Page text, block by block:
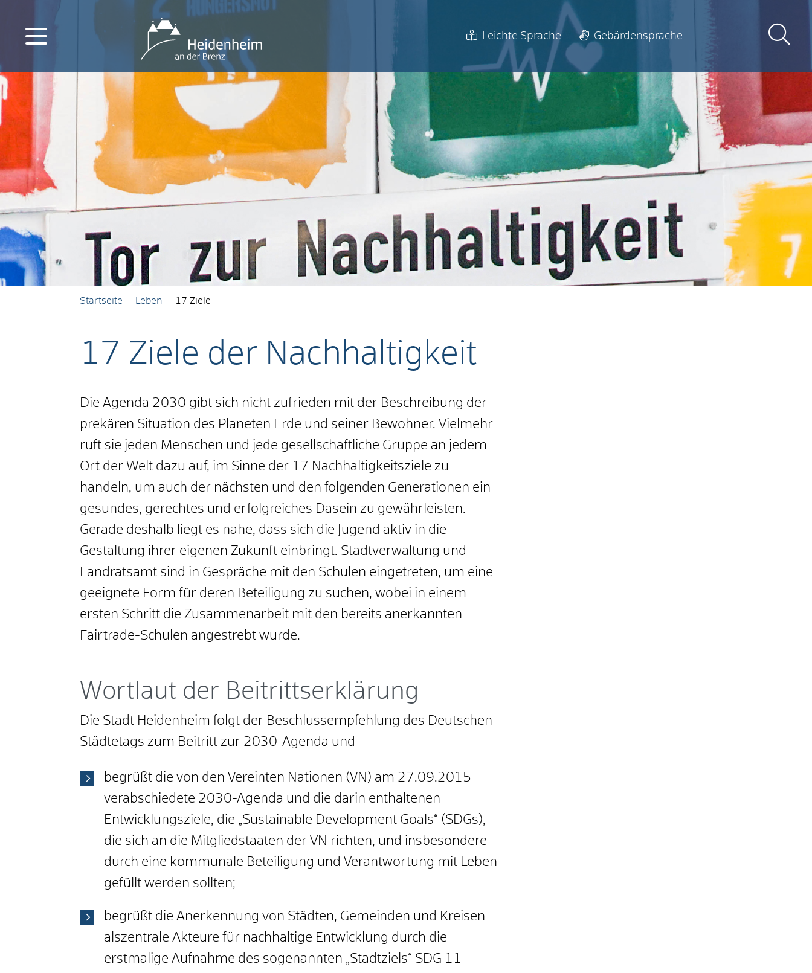
Leichte Sprache Gebärdensprache
Startseite Leben 17 Ziele
17 Ziele der Nachhaltigkeit
Die Agenda 2030 gibt sich nicht zufrieden mit der Beschreibung der
prekären Situation des Planeten Erde und seiner Bewohner. Vielmehr
ruft sie jeden Menschen und jede gesellschaftliche Gruppe an jedem
Ort der Welt dazu auf, im Sinne der 17 Nachhaltigkeitsziele zu
handeln, um auch der nächsten und den folgenden Generationen ein
gesundes, gerechtes und erfolgreiches Dasein zu gewährleisten.
Gerade deshalb liegt es nahe, dass sich die Jugend aktiv in die
Gestaltung ihrer eigenen Zukunft einbringt. Stadtverwaltung und
Landratsamt sind in Gespräche mit den Schulen eingetreten, um eine
geeignete Form für deren Beteiligung zu suchen, wobei in einem
ersten Schritt die Zusammenarbeit mit den bereits anerkannten
Fairtrade-Schulen angestrebt wurde.
Wortlaut der Beitrittserklärung
Die Stadt Heidenheim folgt der Beschlussempfehlung des Deutschen
Städtetags zum Beitritt zur 2030-Agenda und
begrüßt die von den Vereinten Nationen (VN) am 27.09.2015
verabschiedete 2030-Agenda und die darin enthaltenen
Entwicklungsziele, die „Sustainable Development Goals“ (SDGs),
die sich an die Mitgliedstaaten der VN richten, und insbesondere
durch eine kommunale Beteiligung und Verantwortung mit Leben
gefüllt werden sollten;
begrüßt die Anerkennung von Städten, Gemeinden und Kreisen
alszentrale Akteure für nachhaltige Entwicklung durch die
erstmalige Aufnahme des sogenannten „Stadtziels“ SDG 11